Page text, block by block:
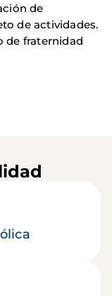
de
de actividades.
de fraternidad